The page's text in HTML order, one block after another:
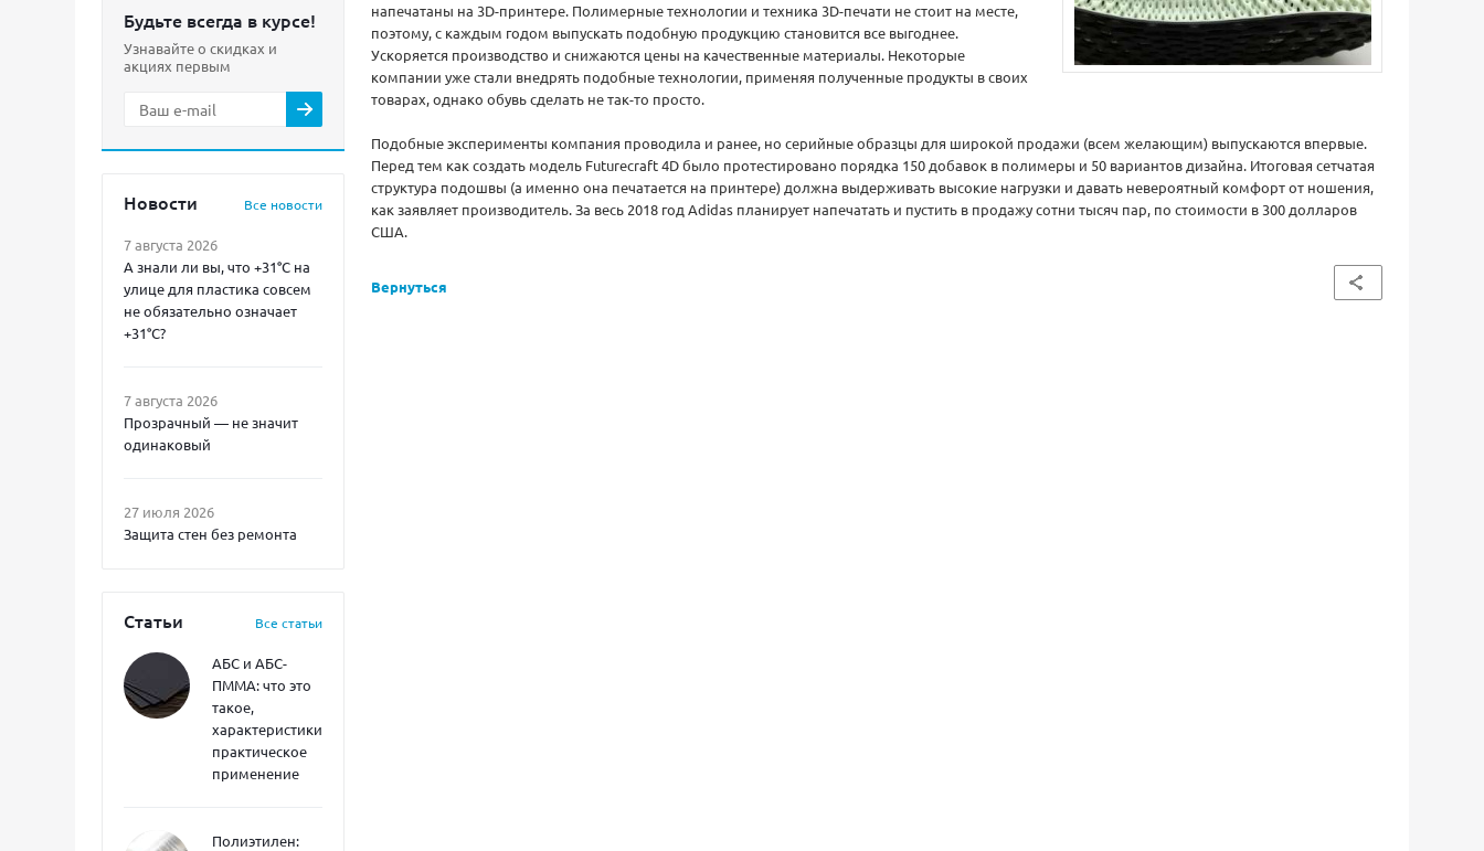
Будьте всегда в курсе!
Узнавайте о скидках и
акциях первым
Новости Все новости
7 августа 2026
А знали ли вы, что +31°C на
улице для пластика совсем
не обязательно означает
+31°C?
7 августа 2026
Прозрачный — не значит
одинаковый
27 июля 2026
Защита стен без ремонта
Статьи Все статьи
АБС и АБС-
ПММА: что это
такое,
характеристики,
практическое
применение
Полиэтилен:
напечатаны на 3D-принтере. Полимерные технологии и техника 3D-печати не стоит на месте,
поэтому, с каждым годом выпускать подобную продукцию становится все выгоднее.
Ускоряется производство и снижаются цены на качественные материалы. Некоторые
компании уже стали внедрять подобные технологии, применяя полученные продукты в своих
товарах, однако обувь сделать не так-то просто.
Подобные эксперименты компания проводила и ранее, но серийные образцы для широкой продажи (всем желающим) выпускаются впервые.
Перед тем как создать модель Futurecraft 4D было протестировано порядка 150 добавок в полимеры и 50 вариантов дизайна. Итоговая сетчатая
структура подошвы (а именно она печатается на принтере) должна выдерживать высокие нагрузки и давать невероятный комфорт от ношения,
как заявляет производитель. За весь 2018 год Adidas планирует напечатать и пустить в продажу сотни тысяч пар, по стоимости в 300 долларов
США.
Вернуться